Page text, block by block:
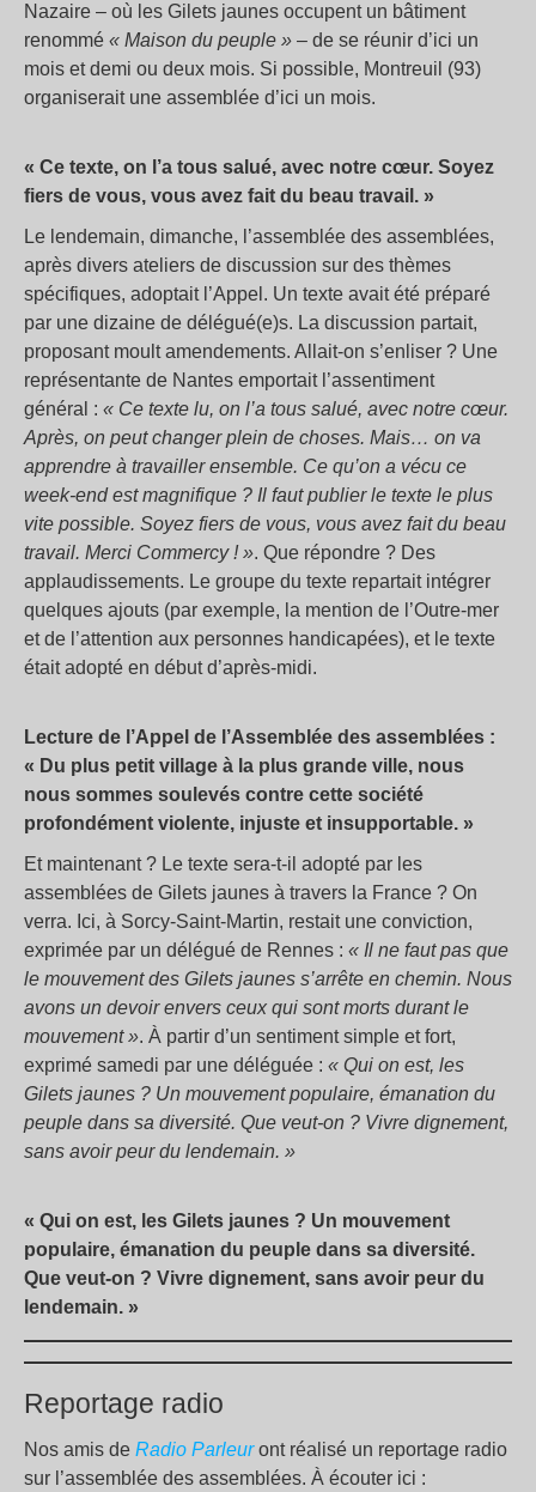
Nazaire – où les Gilets jaunes occupent un bâtiment
renommé « Maison du peuple » – de se réunir d’ici un
mois et demi ou deux mois. Si possible, Montreuil (93)
organiserait une assemblée d’ici un mois.
« Ce texte, on l’a tous salué, avec notre cœur. Soyez
fiers de vous, vous avez fait du beau travail. »
Le lendemain, dimanche, l’assemblée des assemblées,
après divers ateliers de discussion sur des thèmes
spécifiques, adoptait l’Appel. Un texte avait été préparé
par une dizaine de délégué(e)s. La discussion partait,
proposant moult amendements. Allait-on s’enliser ? Une
représentante de Nantes emportait l’assentiment
général : « Ce texte lu, on l’a tous salué, avec notre cœur.
Après, on peut changer plein de choses. Mais… on va
apprendre à travailler ensemble. Ce qu’on a vécu ce
week-end est magnifique ? Il faut publier le texte le plus
vite possible. Soyez fiers de vous, vous avez fait du beau
travail. Merci Commercy ! ». Que répondre ? Des
applaudissements. Le groupe du texte repartait intégrer
quelques ajouts (par exemple, la mention de l’Outre-mer
et de l’attention aux personnes handicapées), et le texte
était adopté en début d’après-midi.
Lecture de l’Appel de l’Assemblée des assemblées :
« Du plus petit village à la plus grande ville, nous
nous sommes soulevés contre cette société
profondément violente, injuste et insupportable. »
Et maintenant ? Le texte sera-t-il adopté par les
assemblées de Gilets jaunes à travers la France ? On
verra. Ici, à Sorcy-Saint-Martin, restait une conviction,
exprimée par un délégué de Rennes : « Il ne faut pas que
le mouvement des Gilets jaunes s’arrête en chemin. Nous
avons un devoir envers ceux qui sont morts durant le
mouvement ». À partir d’un sentiment simple et fort,
exprimé samedi par une déléguée : « Qui on est, les
Gilets jaunes ? Un mouvement populaire, émanation du
peuple dans sa diversité. Que veut-on ? Vivre dignement,
sans avoir peur du lendemain. »
« Qui on est, les Gilets jaunes ? Un mouvement
populaire, émanation du peuple dans sa diversité.
Que veut-on ? Vivre dignement, sans avoir peur du
lendemain. »
Reportage radio
Nos amis de Radio Parleuront réalisé un reportage radio
sur l’assemblée des assemblées. À écouter ici :